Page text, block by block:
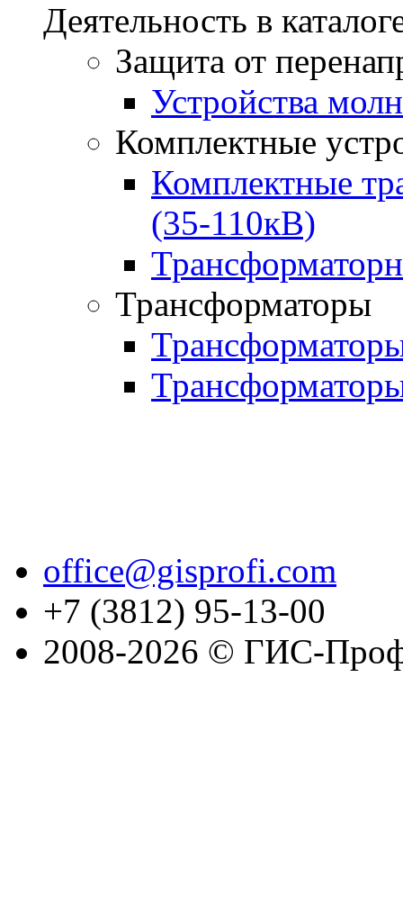
Деятельность в
Защита от
Устройства
Комплектные
Комплектные
(35-110кВ)
Трансформаторы
office@gisprofi.com
+7 (3812) 95-13-00
2008-2026 © ГИС-